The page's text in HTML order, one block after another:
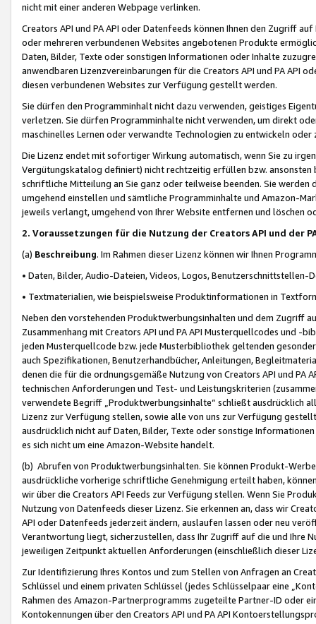
nicht mit einer anderen Webpage verlinken.
Creators API und PA API oder Datenfeeds können Ihnen den Zugriff
oder mehreren verbundenen Websites angebotenen Produkte
Daten, Bilder, Texte oder sonstigen Informationen oder Inhalte
anwendbaren Lizenzvereinbarungen für die Creators API und PA API
diesen verbundenen Websites zur Verfügung gestellt werden.
Sie dürfen den Programminhalt nicht dazu verwenden, geistiges
verletzen. Sie dürfen Programminhalte nicht verwenden, um direkt
maschinelles Lernen oder verwandte Technologien zu entwickeln
Die Lizenz endet mit sofortiger Wirkung automatisch, wenn Sie zu
Vergütungskatalog definiert) nicht rechtzeitig erfüllen bzw. ansonsten
schriftliche Mitteilung an Sie ganz oder teilweise beenden. Sie werden
umgehend einstellen und sämtliche Programminhalte und Amazon-
jeweils verlangt, umgehend von Ihrer Website entfernen und löschen
2. Voraussetzungen für die Nutzung der Creators API und der
(a) Beschreibung. Im Rahmen dieser Lizenz können wir Ihnen
• Daten, Bilder, Audio-Dateien, Videos, Logos, Benutzerschnittstellen-
• Textmaterialien, wie beispielsweise Produktinformationen in
Neben den vorstehenden Produktwerbungsinhalten und dem Zugriff
Zusammenhang mit Creators API und PA API Musterquellcodes und
jeden Musterquellcode bzw. jede Musterbibliothek geltenden
auch Spezifikationen, Benutzerhandbücher, Anleitungen,
denen die für die ordnungsgemäße Nutzung von Creators API und PA
technischen Anforderungen und Test- und Leistungskriterien
verwendete Begriff „Produktwerbungsinhalte“ schließt ausdrücklich
Lizenz zur Verfügung stellen, sowie alle von uns zur Verfügung
ausdrücklich nicht auf Daten, Bilder, Texte oder sonstige
es sich nicht um eine Amazon-Website handelt.
(b) Abrufen von Produktwerbungsinhalten. Sie können Produkt-
ausdrückliche vorherige schriftliche Genehmigung erteilt haben,
wir über die Creators API Feeds zur Verfügung stellen. Wenn Sie
Nutzung von Datenfeeds dieser Lizenz. Sie erkennen an, dass wir
API oder Datenfeeds jederzeit ändern, auslaufen lassen oder neu
Verantwortung liegt, sicherzustellen, dass Ihr Zugriff auf die und Ihre
jeweiligen Zeitpunkt aktuellen Anforderungen (einschließlich dieser
Zur Identifizierung Ihres Kontos und zum Stellen von Anfragen an
Schlüssel und einem privaten Schlüssel (jedes Schlüsselpaar eine
Rahmen des Amazon-Partnerprogramms zugeteilte Partner-ID oder
Kontokennungen über den Creators API und PA API